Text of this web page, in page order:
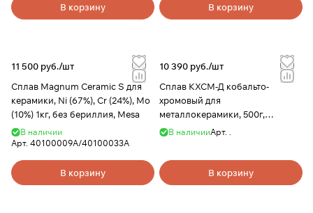
В корзину В корзину
11 500 руб./шт
Сплав Magnum Ceramic S для
керамики, Ni (67%), Cr (24%), Mo
(10%) 1кг, без бериллия, Mesa
В наличии
Арт. 40100009А/40100033А
В корзину
10 390 руб./шт
Сплав КХСМ-Д кобальто-
хромовый для
металлокерамики, 500г,
Техстомком
В наличииАрт. .
В корзину